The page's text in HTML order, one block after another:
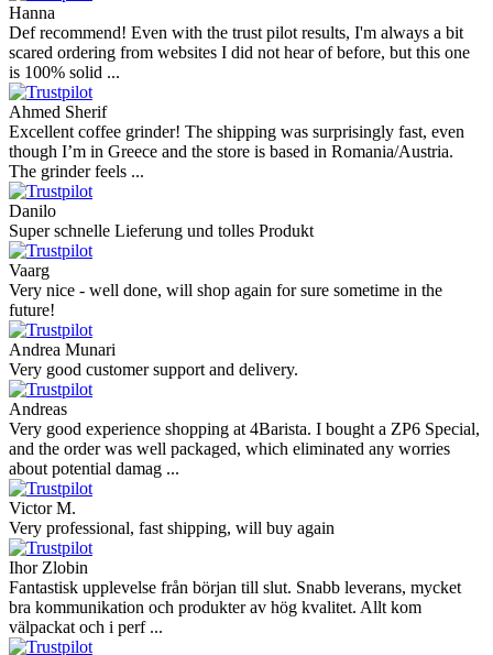
Hanna
Def recommend! Even with the trust pilot results, I'm always a bit
scared ordering from websites I did not hear of before, but this one
is 100% solid ...
Ahmed Sherif
Excellent coffee grinder! The shipping was surprisingly fast, even
though I’m in Greece and the store is based in Romania/Austria.
The grinder feels ...
Danilo
Super schnelle Lieferung und tolles Produkt
Vaarg
Very nice - well done, will shop again for sure sometime in the
future!
Andrea Munari
Very good customer support and delivery.
Andreas
Very good experience shopping at 4Barista. I bought a ZP6 Special,
and the order was well packaged, which eliminated any worries
about potential damag ...
Victor M.
Very professional, fast shipping, will buy again
Ihor Zlobin
Fantastisk upplevelse från början till slut. Snabb leverans, mycket
bra kommunikation och produkter av hög kvalitet. Allt kom
välpackat och i perf ...